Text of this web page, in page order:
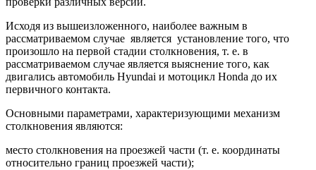
Исходя из вышеизложенного, наиболее важным в
рассматриваемом случае является установление того, что
произошло на первой стадии столкновения, т. е. в
рассматриваемом случае является выяснение того, как
двигались автомобиль Hyundai и мотоцикл Honda до их
первичного контакта.
Основными параметрами, характеризующими механизм
столкновения являются:
место столкновения на проезжей части (т. е. координаты
относительно границ проезжей части);